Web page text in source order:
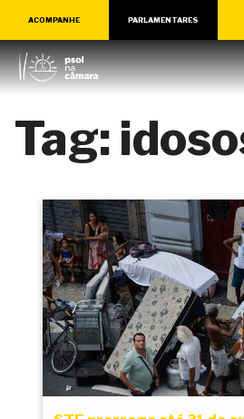
ACOMPANHE PARLAMENTARES
Tag: